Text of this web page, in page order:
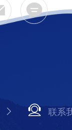
联系